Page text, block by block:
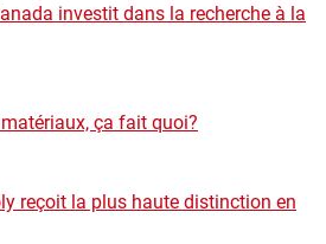
investit dans la recherche à la
ça fait quoi?
reçoit la plus haute distinction en